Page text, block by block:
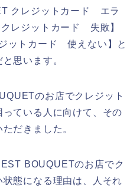
クレジットカード エラ
レジットカード 失敗】
ットカード 使えない】と
思います。
のお店でクレジット
ている人に向けて、その
だきました。
BOUQUETのお店でク
態になる理由は、人それ